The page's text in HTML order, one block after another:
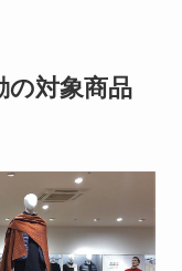
の対象商品